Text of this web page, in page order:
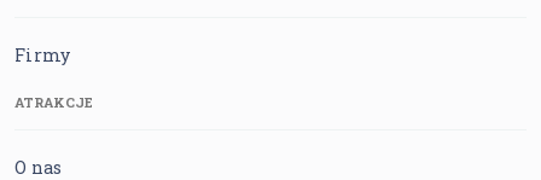
Firmy
ATRAKCJE
O nas